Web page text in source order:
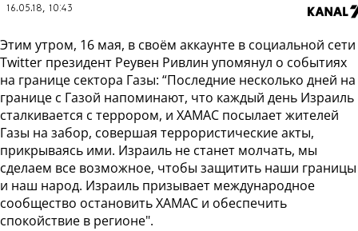
16.05.18, 10:43
Этим утром, 16 мая, в своём аккаунте в социальной сети
Twitter президент Реувен Ривлин упомянул о событиях
на границе сектора Газы: “Последние несколько дней на
границе с Газой напоминают, что каждый день Израиль
сталкивается с террором, и ХАМАС посылает жителей
Газы на забор, совершая террористические акты,
прикрываясь ими. Израиль не станет молчать, мы
сделаем все возможное, чтобы защитить наши границы
и наш народ. Израиль призывает международное
сообщество остановить ХАМАС и обеспечить
спокойствие в регионе".